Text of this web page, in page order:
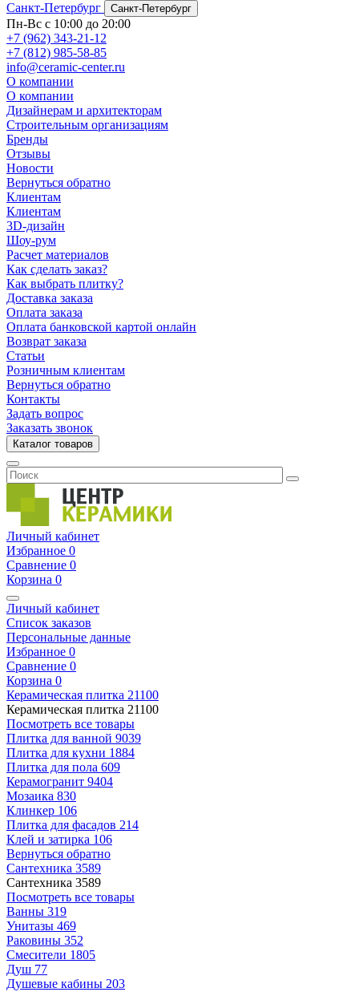
Санкт-Петербург
Санкт-Петербург
Пн-Вс с 10:00 до 20:00
+7 (962) 343-21-12
+7 (812) 985-58-85
info@ceramic-center.ru
О компании
О компании
Дизайнерам и архитекторам
Строительным организациям
Бренды
Отзывы
Новости
Вернуться обратно
Клиентам
Клиентам
3D-дизайн
Шоу-рум
Расчет материалов
Как сделать заказ?
Как выбрать плитку?
Доставка заказа
Оплата заказа
Оплата банковской картой онлайн
Возврат заказа
Статьи
Розничным клиентам
Вернуться обратно
Контакты
Задать вопрос
Заказать звонок
Каталог товаров
Личный кабинет
Избранное 0
Сравнение 0
Корзина 0
Личный кабинет
Список заказов
Персональные данные
Избранное 0
Сравнение 0
Корзина 0
Керамическая плитка 21100
Керамическая плитка 21100
Посмотреть все товары
Плитка для ванной 9039
Плитка для кухни 1884
Плитка для пола 609
Керамогранит 9404
Мозаика 830
Клинкер 106
Плитка для фасадов 214
Клей и затирка 106
Вернуться обратно
Сантехника 3589
Сантехника 3589
Посмотреть все товары
Ванны 319
Унитазы 469
Раковины 352
Смесители 1805
Душ 77
Душевые кабины 203